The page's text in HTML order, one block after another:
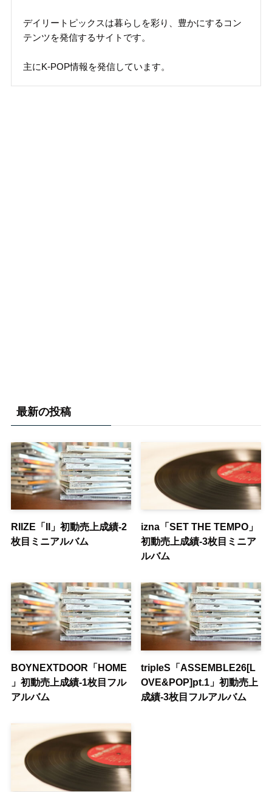
デイリートピックスは暮らしを彩り、豊かにするコン
テンツを発信するサイトです。
主にK-POP情報を発信しています。
最新の投稿
RIIZE「II」初動売上成績-2
枚目ミニアルバム
izna「SET THE TEMPO」
初動売上成績-3枚目ミニア
ルバム
BOYNEXTDOOR「HOME
」初動売上成績-1枚目フル
アルバム
tripleS「ASSEMBLE26[L
OVE&POP]pt.1」初動売上
成績-3枚目フルアルバム